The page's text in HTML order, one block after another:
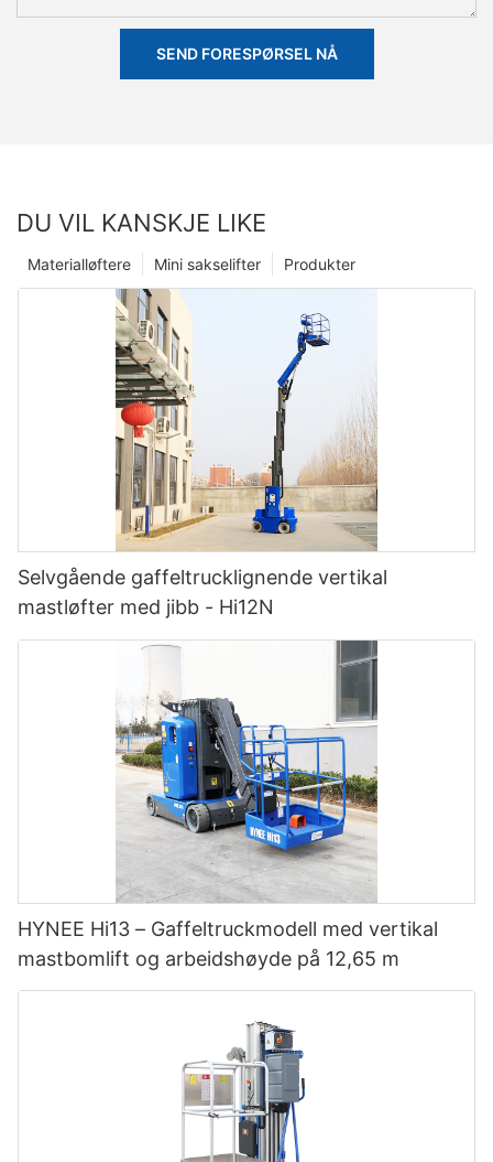
SEND FORESPØRSEL NÅ
DU VIL KANSKJE LIKE
Produkter
Mini sakselifter
Materialløftere
Selvgående gaffeltrucklignende vertikal
mastløfter med jibb - Hi12N
HYNEE Hi13 – Gaffeltruckmodell med vertikal
mastbomlift og arbeidshøyde på 12,65 m